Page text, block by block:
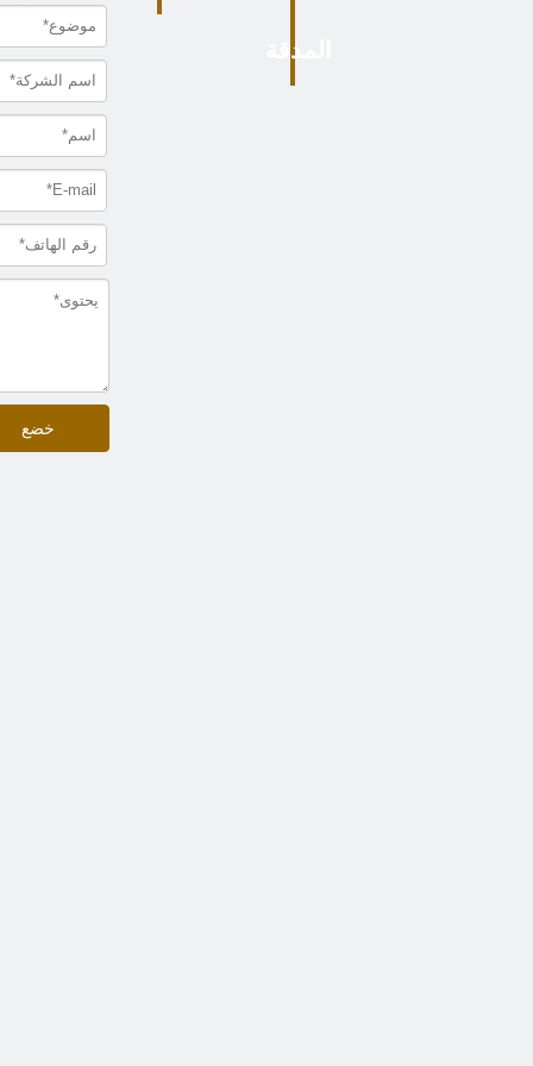
المدقة
خضع